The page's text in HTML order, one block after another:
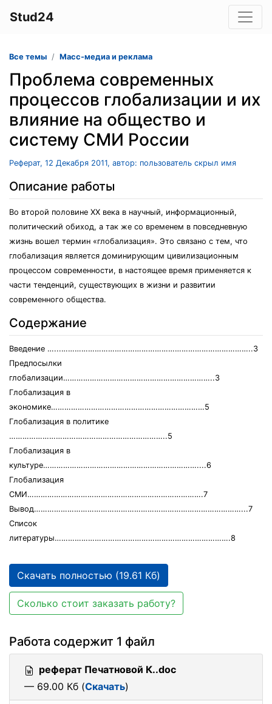
Stud24
Все темы Масс-медиа и реклама
Проблема современных
процессов глобализации и их
влияние на общество и
систему СМИ России
Реферат, 12 Декабря 2011, автор: пользователь скрыл имя
Описание работы
Во второй половине XX века в научный, информационный,
политический обиход, а так же со временем в повседневную
жизнь вошел термин «глобализация». Это связано с тем, что
глобализация является доминирующим цивилизационным
процессом современности, в настоящее время применяется к
части тенденций, существующих в жизни и развитии
современного общества.
Содержание
Введение …...…………………………………………………………………………..3
Предпосылки
глобализации…………………………………………………………..3
Глобализация в
экономике……………………………………………………………5
Глобализация в политике
……………………………………………………………..5
Глобализация в
культуре……………………………………………………………....6
Глобализация
СМИ…………………………………………………………………….7
Вывод…………………………………………………………………………………...7
Список
литературы…………………………………………………………………….8
Скачать полностью (19.61 Кб)
Сколько стоит заказать работу?
Работа содержит 1 файл
реферат Печатновой К..doc
— 69.00 Кб (Скачать)